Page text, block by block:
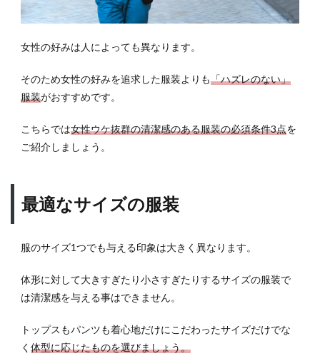
女性の好みは人によっても異なります。
そのため女性の好みを追求した服装よりも「ハズレのない」
服装がおすすめです。
こちらでは女性ウケ抜群の清潔感のある服装の必須条件3点を
ご紹介しましょう。
最適なサイズの服装
服のサイズ1つでも与える印象は大きく異なります。
体形に対して大きすぎたり小さすぎたりするサイズの服装で
は清潔感を与える事はできません。
トップスもパンツも着心地だけにこだわったサイズだけでな
く 体型に応じたものを選びましょう。